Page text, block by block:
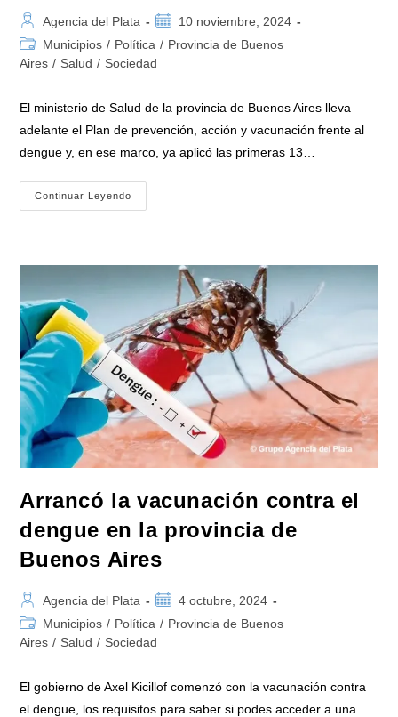
Autor
de
la
Agencia del Plata
Publicación
de
la
10 noviembre, 2024
Categoría
de
Municipios / Política / Provincia de Buenos
Aires / Salud / Sociedad
El ministerio de Salud de la provincia de Buenos Aires lleva
adelante el Plan de prevención, acción y vacunación frente al
dengue y, en ese marco, ya aplicó las primeras 13…
Continuar Leyendo
Provincia
Primeras
13.000
Vacunas
Gratuitas
Contra
El
Dengue»
Arrancó la vacunación contra el
dengue en la provincia de
Buenos Aires
Autor
de
la
Agencia del Plata
Publicación
de
la
4 octubre, 2024
Categoría
de
Municipios / Política / Provincia de Buenos
Aires / Salud / Sociedad
El gobierno de Axel Kicillof comenzó con la vacunación contra
el dengue, los requisitos para saber si podes acceder a una